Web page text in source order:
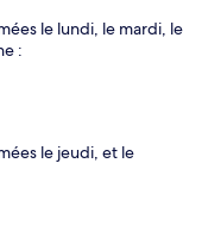
le lundi, le mardi, le
:
le jeudi, et le